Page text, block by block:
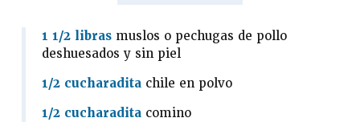
1 1/2 libras muslos o pechugas de pollo
deshuesados y sin piel
1/2 cucharadita chile en polvo
1/2 cucharadita comino